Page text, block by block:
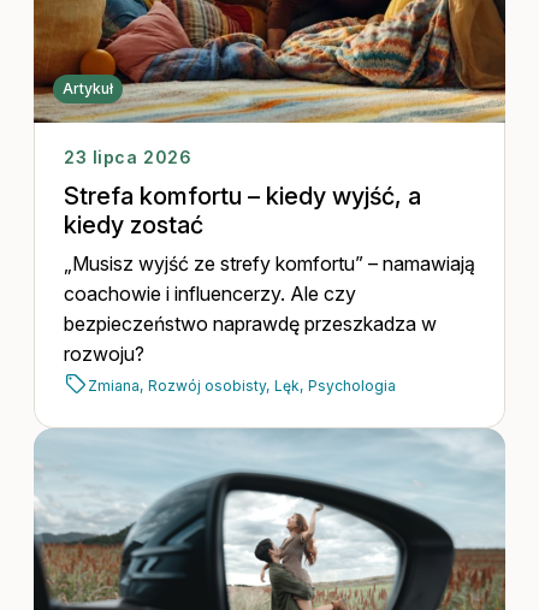
Artykuł
23 lipca 2026
Strefa komfortu – kiedy wyjść, a
kiedy zostać
„Musisz wyjść ze strefy komfortu” – namawiają
coachowie i influencerzy. Ale czy
bezpieczeństwo naprawdę przeszkadza w
rozwoju?
Zmiana, Rozwój osobisty, Lęk, Psychologia